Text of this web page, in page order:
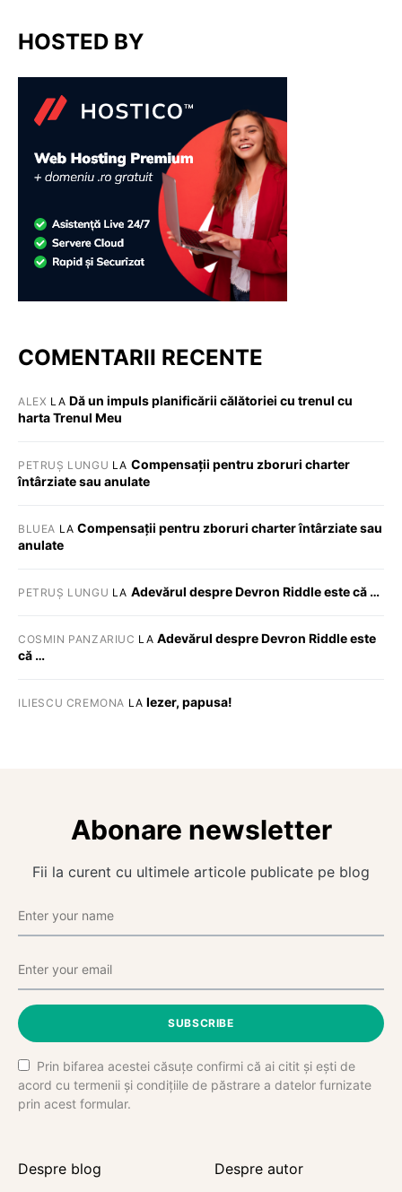
HOSTED BY
COMENTARII RECENTE
ALEX LA Dă un impuls planificării călătoriei cu trenul cu
harta Trenul Meu
PETRUȘ LUNGU LA Compensații pentru zboruri charter
întârziate sau anulate
BLUEA LACompensații pentru zboruri charter întârziate sau
anulate
PETRUȘ LUNGU LA Adevărul despre Devron Riddle este că …
COSMIN PANZARIUC LA Adevărul despre Devron Riddle este
că …
ILIESCU CREMONA LA Iezer, papusa!
Abonare newsletter
Fii la curent cu ultimele articole publicate pe blog
SUBSCRIBE
Prin bifarea acestei căsuțe confirmi că ai citit și ești de
acord cu termenii și condițiile de păstrare a datelor furnizate
prin acest formular.
Despre blog Despre autor